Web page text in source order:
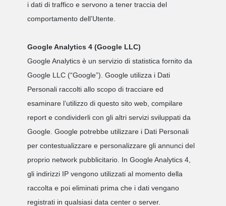
i dati di traffico e servono a tener traccia del
comportamento dell’Utente.
Google Analytics 4 (Google LLC)
Google Analytics è un servizio di statistica fornito da
Google LLC (“Google”). Google utilizza i Dati
Personali raccolti allo scopo di tracciare ed
esaminare l’utilizzo di questo sito web, compilare
report e condividerli con gli altri servizi sviluppati da
Google. Google potrebbe utilizzare i Dati Personali
per contestualizzare e personalizzare gli annunci del
proprio network pubblicitario. In Google Analytics 4,
gli indirizzi IP vengono utilizzati al momento della
raccolta e poi eliminati prima che i dati vengano
registrati in qualsiasi data center o server.